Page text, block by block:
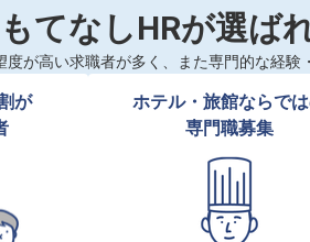
てなしHRが選ば
が高い求職者が多く、また専門的な経験
が
ホテル・旅館ならで
専門職募集